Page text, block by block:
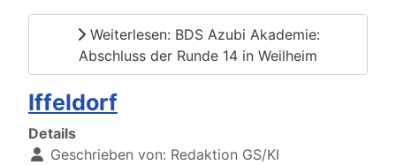
Weiterlesen: BDS Azubi Akademie:
Abschluss der Runde 14 in Weilheim
Iffeldorf
Details
Geschrieben von: Redaktion GS/KI